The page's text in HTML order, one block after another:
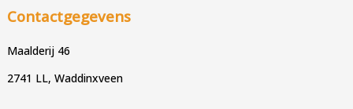
Contactgegevens
Maalderij 46
2741 LL, Waddinxveen